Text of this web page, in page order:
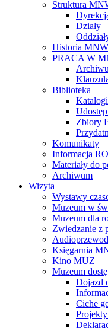
Struktura
Działy
Historia MNW
PRACA W
Biblioteka
Zbiory
Komunikaty
Informacja
Materiały do
Archiwum
Wizyta
Wystawy
Muzeum w
Muzeum dla
Zwiedzanie z
Księgarnia
Kino MUZ
Muzeum
Dojazd
Ciche